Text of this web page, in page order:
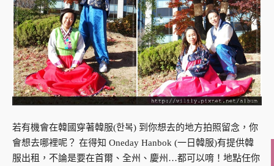
若有機會在韓國穿著韓服(한복) 到你想去的地方拍照留念，你
會想去哪裡呢？ 在得知 Oneday Hanbok (一日韓服)有提供韓
服出租，不論是要在首爾、全州、慶州…都可以唷！地點任你